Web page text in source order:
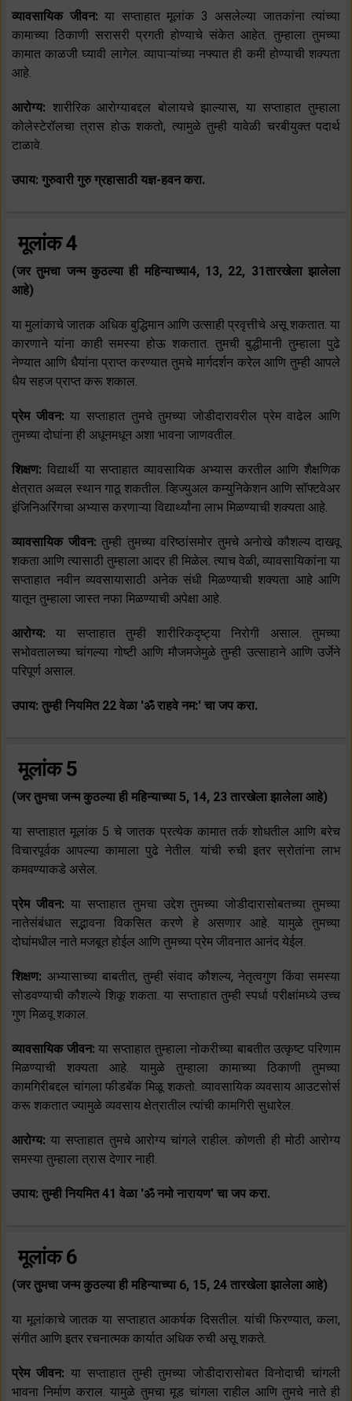
व्यावसायिक जीवन: या सप्ताहात मूलांक 3 असलेल्या जातकांना त्यांच्या
कामाच्या ठिकाणी सरासरी प्रगती होण्याचे संकेत आहेत. तुम्हाला तुमच्या
कामात काळजी घ्यावी लागेल. व्यापाऱ्यांच्या नफ्यात ही कमी होण्याची शक्यता
आहे.
आरोग्य: शारीरिक आरोग्याबद्दल बोलायचे झाल्यास, या सप्ताहात तुम्हाला
कोलेस्टेरॉलचा त्रास होऊ शकतो, त्यामुळे तुम्ही यावेळी चरबीयुक्त पदार्थ
टाळावे.
उपाय: गुरुवारी गुरु ग्रहासाठी यज्ञ-हवन करा.
मूलांक 4
(जर तुमचा जन्म कुठल्या ही महिन्याच्या4, 13, 22, 31तारखेला झालेला
आहे)
या मुलांकाचे जातक अधिक बुद्धिमान आणि उत्साही प्रवृत्तीचे असू शकतात. या
कारणाने यांना काही समस्या होऊ शकतात. तुमची बुद्धीमानी तुम्हाला पुढे
नेण्यात आणि धैयांना प्राप्त करण्यात तुमचे मार्गदर्शन करेल आणि तुम्ही आपले
धैय सहज प्राप्त करू शकाल.
प्रेम जीवन:या सप्ताहात तुमचे तुमच्या जोडीदारावरील प्रेम वाढेल आणि
तुमच्या दोघांना ही अधूनमधून अशा भावना जाणवतील.
शिक्षण: विद्यार्थी या सप्ताहात व्यावसायिक अभ्यास करतील आणि शैक्षणिक
क्षेत्रात अव्वल स्थान गाठू शकतील. व्हिज्युअल कम्युनिकेशन आणि सॉफ्टवेअर
इंजिनिअरिंगचा अभ्यास करणाऱ्या विद्यार्थ्यांना लाभ मिळण्याची शक्यता आहे.
व्यावसायिक जीवन: तुम्ही तुमच्या वरिष्ठांसमोर तुमचे अनोखे कौशल्य दाखवू
शकता आणि त्यासाठी तुम्हाला आदर ही मिळेल. त्याच वेळी, व्यावसायिकांना या
सप्ताहात नवीन व्यवसायासाठी अनेक संधी मिळण्याची शक्यता आहे आणि
यातून तुम्हाला जास्त नफा मिळण्याची अपेक्षा आहे.
आरोग्य:या सप्ताहात तुम्ही शारीरिकदृष्ट्या निरोगी असाल. तुमच्या
सभोवतालच्या चांगल्या गोष्टी आणि मौजमजेमुळे तुम्ही उत्साहाने आणि उर्जेने
परिपूर्ण असाल.
उपाय: तुम्ही नियमित 22 वेळा 'ॐ राहवे नम:' चा जप करा.
मूलांक 5
(जर तुमचा जन्म कुठल्या ही महिन्याच्या 5, 14, 23 तारखेला झालेला आहे)
या सप्ताहात मूलांक 5 चे जातक प्रत्येक कामात तर्क शोधतील आणि बरेच
विचारपूर्वक आपल्या कामाला पुढे नेतील. यांची रुची इतर स्रोतांना लाभ
कमवण्याकडे असेल.
प्रेम जीवन:या सप्ताहात तुमचा उद्देश तुमच्या जोडीदारासोबतच्या तुमच्या
नातेसंबंधात सद्भावना विकसित करणे हे असणार आहे. यामुळे तुमच्या
दोघांमधील नाते मजबूत होईल आणि तुमच्या प्रेम जीवनात आनंद येईल.
शिक्षण: अभ्यासाच्या बाबतीत, तुम्ही संवाद कौशल्य, नेतृत्वगुण किंवा समस्या
सोडवण्याची कौशल्ये शिकू शकता. या सप्ताहात तुम्ही स्पर्धा परीक्षांमध्ये उच्च
गुण मिळवू शकाल.
व्यावसायिक जीवन:या सप्ताहात तुम्हाला नोकरीच्या बाबतीत उत्कृष्ट परिणाम
मिळण्याची शक्यता आहे. यामुळे तुम्हाला कामाच्या ठिकाणी तुमच्या
कामगिरीबद्दल चांगला फीडबॅक मिळू शकतो. व्यावसायिक व्यवसाय आउटसोर्स
करू शकतात ज्यामुळे व्यवसाय क्षेत्रातील त्यांची कामगिरी सुधारेल.
आरोग्य:या सप्ताहात तुमचे आरोग्य चांगले राहील. कोणती ही मोठी आरोग्य
समस्या तुम्हाला त्रास देणार नाही.
उपाय: तुम्ही नियमित 41 वेळा 'ॐ नमो नारायण' चा जप करा.
मूलांक 6
(जर तुमचा जन्म कुठल्या ही महिन्याच्या 6, 15, 24 तारखेला झालेला आहे)
या मूलांकाचे जातक या सप्ताहात आकर्षक दिसतील. यांची फिरण्यात, कला,
संगीत आणि इतर रचनात्मक कार्यात अधिक रुची असू शकते.
प्रेम जीवन: या सप्ताहात तुम्ही तुमच्या जोडीदारासोबत विनोदाची चांगली
भावना निर्माण कराल. यामुळे तुमचा मूड चांगला राहील आणि तुमचे नाते ही